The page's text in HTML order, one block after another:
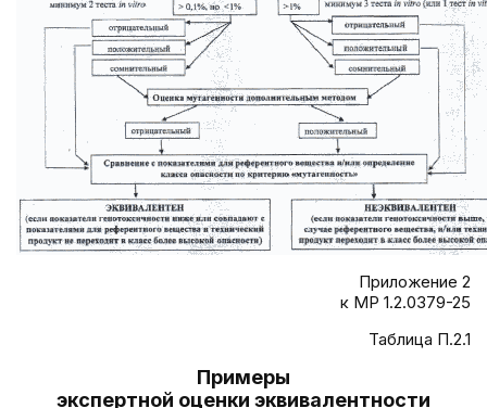
Приложение 2
к МР 1.2.0379-25
Таблица П.2.1
Примеры
экспертной оценки эквивалентности